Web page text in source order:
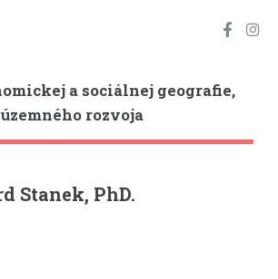
a sociálnej geografie,
rozvoja
Stanek, PhD.